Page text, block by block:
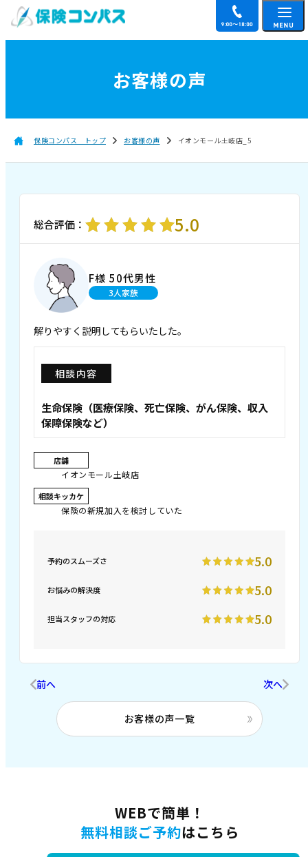
お客様の声
保険コンパス トップ お客様の声 イオンモール土岐店_5
総合評価： 5.0
F様 50代男性
3人家族
解りやすく説明してもらいたした。
相談内容
生命保険（医療保険、死亡保険、がん保険、収入
保障保険など）
店舗
イオンモール土岐店
相談キッカケ
保険の新規加入を検討していた
予約のスムーズさ 5.0
お悩みの解決度 5.0
担当スタッフの対応 5.0
前へ
お客様の声一覧
次へ
WEBで簡単！
無料相談ご予約はこちら